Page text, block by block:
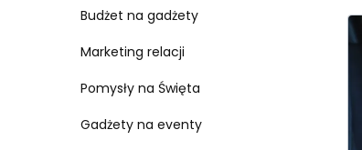
Budżet na gadżety
Marketing relacji
Pomysły na Święta
Gadżety na eventy